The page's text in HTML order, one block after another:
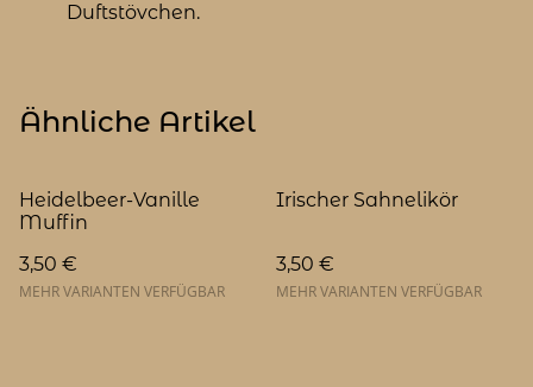
Duftstövchen.
Ähnliche Artikel
Heidelbeer-Vanille
Muffin
3,50 €
MEHR VARIANTEN VERFÜGBAR
Irischer Sahnelikör
3,50 €
MEHR VARIANTEN VERFÜGBAR